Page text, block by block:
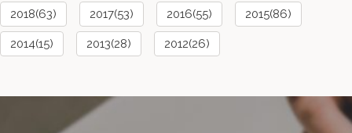
2018(63) 2017(53) 2016(55) 2015(86)
2014(15) 2013(28) 2012(26)